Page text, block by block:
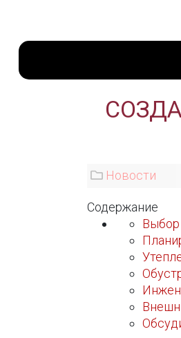
Новости
Содержание
Выбор